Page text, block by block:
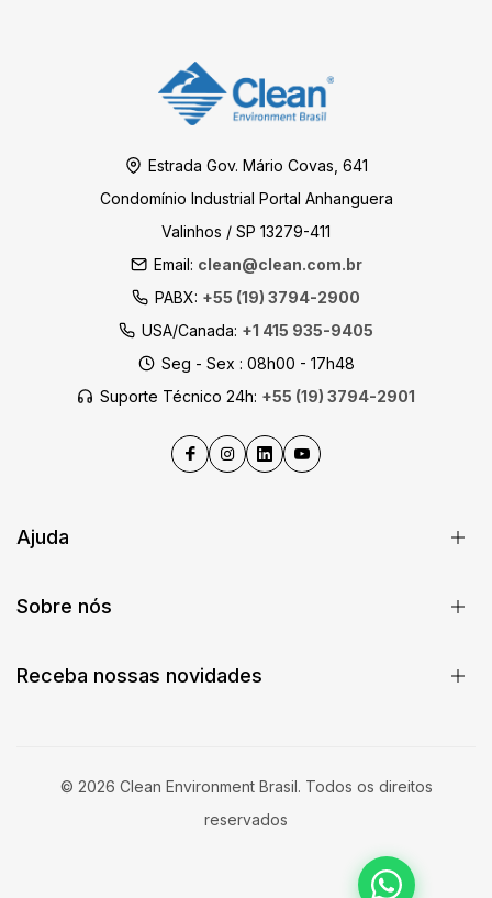
Estrada Gov. Mário Covas, 641
Condomínio Industrial Portal Anhanguera
Valinhos / SP 13279-411
Email: clean@clean.com.br
PABX: +55 (19) 3794-2900
USA/Canada: +1 415 935-9405
Seg - Sex : 08h00 - 17h48
Suporte Técnico 24h: +55 (19) 3794-2901
Ajuda
Sobre nós
Receba nossas novidades
© 2026 Clean Environment Brasil. Todos os direitos
reservados